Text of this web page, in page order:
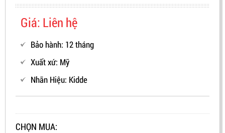
Giá: Liên hệ
Bảo hành: 12 tháng
Xuất xứ: Mỹ
Nhãn Hiệu: Kidde
CHỌN MUA: